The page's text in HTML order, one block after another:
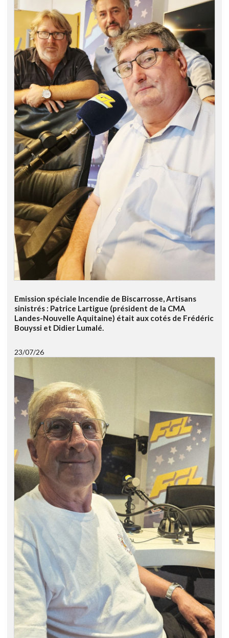
Emission spéciale Incendie de Biscarrosse, Artisans
sinistrés : Patrice Lartigue (président de la CMA
Landes-Nouvelle Aquitaine) était aux cotés de Frédéric
Bouyssi et Didier Lumalé.
23/07/26